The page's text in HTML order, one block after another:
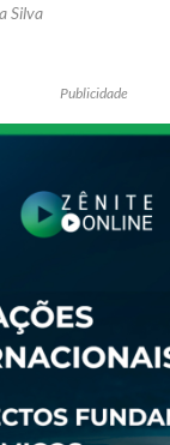
Silva
Publicidade